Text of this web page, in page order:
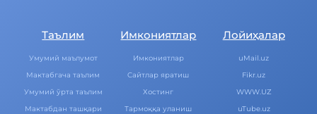
Таълим
Умумий маълумот
Мактабгача таълим
Умумий ўрта таълим
Мактабдан ташқари
Имкониятлар
Имкониятлар
Cайтлар яратиш
Хостинг
Тармоққа уланиш
Лойиҳалар
uMail.uz
Fikr.uz
WWW.UZ
uTube.uz